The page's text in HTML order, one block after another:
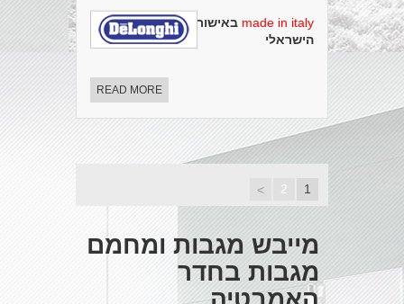
made in italy באישור מכון תקנים
הישראלי
READ MORE
1
2
>
מייבש מגבות ומחמם
מגבות בחדר